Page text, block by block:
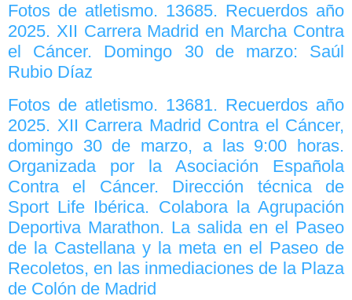
Fotos de atletismo. 13685. Recuerdos año
2025. XII Carrera Madrid en Marcha Contra
el Cáncer. Domingo 30 de marzo: Saúl
Rubio Díaz
Fotos de atletismo. 13681. Recuerdos año
2025. XII Carrera Madrid Contra el Cáncer,
domingo 30 de marzo, a las 9:00 horas.
Organizada por la Asociación Española
Contra el Cáncer. Dirección técnica de
Sport Life Ibérica. Colabora la Agrupación
Deportiva Marathon. La salida en el Paseo
de la Castellana y la meta en el Paseo de
Recoletos, en las inmediaciones de la Plaza
de Colón de Madrid